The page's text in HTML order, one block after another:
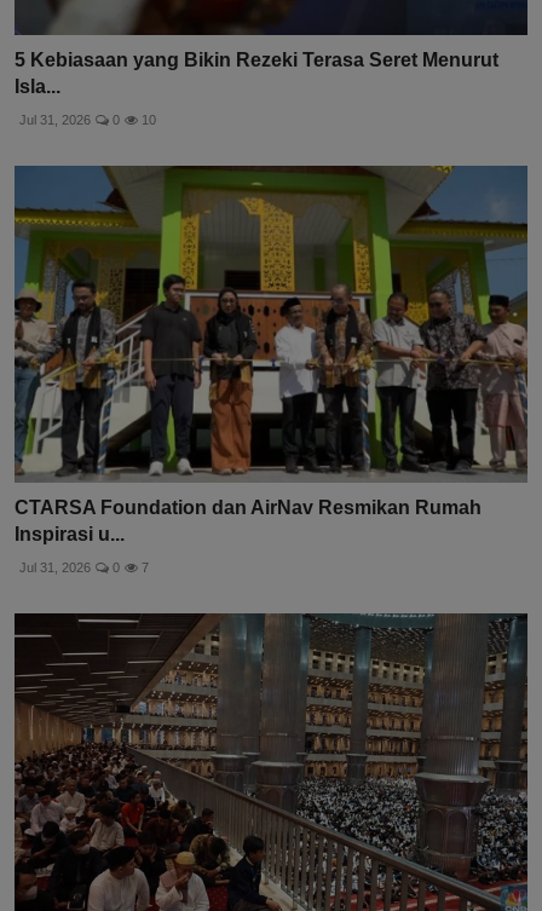
5 Kebiasaan yang Bikin Rezeki Terasa Seret Menurut
Isla...
Jul 31, 2026 0 10
CTARSA Foundation dan AirNav Resmikan Rumah
Inspirasi u...
Jul 31, 2026 0 7